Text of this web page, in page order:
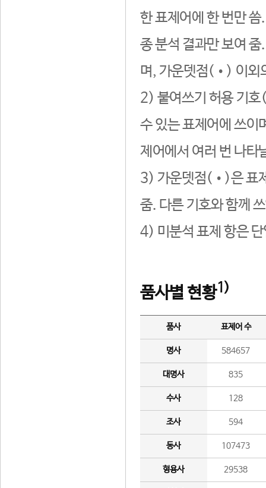
한 표제어에 한 번만
종 분석 결과만 보여
며, 가운뎃점(•) 이외
2) 붙여쓰기 허용 기호
수 있는 표제어에 쓰이
제어에서 여러 번 나타
3) 가운뎃점(•)은 표
줌. 다른 기호와 함께
4) 미분석 표제 항은
품사별 현황1)
품사 표제어 수
명사 584657
대명사 835
수사 128
조사 594
동사 107473
형용사 29538